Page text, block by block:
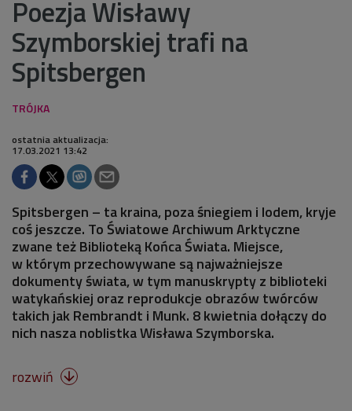
Poezja Wisławy
Szymborskiej trafi na
Spitsbergen
ostatnia aktualizacja:
17.03.2021 13:42
Spitsbergen – ta kraina, poza śniegiem i lodem, kryje
coś jeszcze. To Światowe Archiwum Arktyczne
zwane też Biblioteką Końca Świata. Miejsce,
w którym przechowywane są najważniejsze
dokumenty świata, w tym manuskrypty z biblioteki
watykańskiej oraz reprodukcje obrazów twórców
takich jak Rembrandt i Munk. 8 kwietnia dołączy do
nich nasza noblistka Wisława Szymborska.
rozwiń 